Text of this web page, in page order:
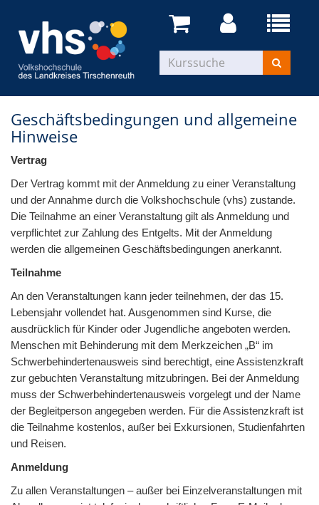
Geschäftsbedingungen und allgemeine
Hinweise
Vertrag
Der Vertrag kommt mit der Anmeldung zu einer Veranstaltung
und der Annahme durch die Volkshochschule (vhs) zustande.
Die Teilnahme an einer Veranstaltung gilt als Anmeldung und
verpflichtet zur Zahlung des Entgelts. Mit der Anmeldung
werden die allgemeinen Geschäftsbedingungen anerkannt.
Teilnahme
An den Veranstaltungen kann jeder teilnehmen, der das 15.
Lebensjahr vollendet hat. Ausgenommen sind Kurse, die
ausdrücklich für Kinder oder Jugendliche angeboten werden.
Menschen mit Behinderung mit dem Merkzeichen „B“ im
Schwerbehindertenausweis sind berechtigt, eine Assistenzkraft
zur gebuchten Veranstaltung mitzubringen. Bei der Anmeldung
muss der Schwerbehindertenausweis vorgelegt und der Name
der Begleitperson angegeben werden. Für die Assistenzkraft ist
die Teilnahme kostenlos, außer bei Exkursionen, Studienfahrten
und Reisen.
Anmeldung
Zu allen Veranstaltungen – außer bei Einzelveranstaltungen mit